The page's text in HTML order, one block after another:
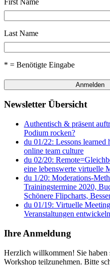
Last Name
* = Benötigte Eingabe
Newsletter Übersicht
Authentisch & präsent
Podium rocken?
du 01/22: Lessons
online team culture
du 02/20:
eine lebenswerte virtuelle
du 1/20: Moderations-
Trainingstermine 2020,
Schönere Flipcharts,
du 01/19: Virtuelle
Veranstaltungen entwickeln
Ihre Anmeldung
Herzlich willkommen! Sie haben
Workshop teilzunehmen. Bitte